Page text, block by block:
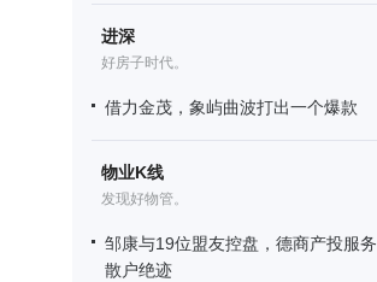
进深
好房子时代。
借力金茂，象屿曲波打出一个爆款
物业K线
发现好物管。
邹康与19位盟友控盘，德商产投服务
散户绝迹